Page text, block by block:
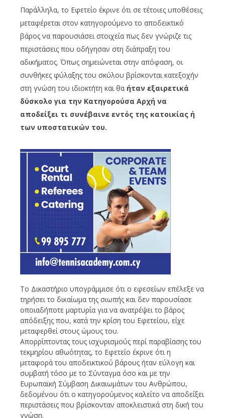
Παράλληλα, το Εφετείο έκρινε ότι σε τέτοιες υποθέσεις
μεταφέρεται στον κατηγορούμενο το αποδεικτικό
βάρος να παρουσιάσει στοιχεία πως δεν γνώριζε τις
περιστάσεις που οδήγησαν στη διάπραξη του
αδικήματος. Όπως σημειώνεται στην απόφαση, οι
συνθήκες φύλαξης του σκύλου βρίσκονται κατεξοχήν
στη γνώση του ιδιοκτήτη και θα ήταν εξαιρετικά
δύσκολο για την Κατηγορούσα Αρχή να
αποδείξει τι συνέβαινε εντός της κατοικίας ή
των υποστατικών του.
Το Δικαστήριο υπογράμμισε ότι ο εφεσείων επέλεξε να
τηρήσει το δικαίωμα της σιωπής και δεν παρουσίασε
οποιαδήποτε μαρτυρία για να ανατρέψει το βάρος
απόδειξης που, κατά την κρίση του Εφετείου, είχε
μεταφερθεί στους ώμους του.
Απορρίπτοντας τους ισχυρισμούς περί παραβίασης του
τεκμηρίου αθωότητας, το Εφετείο έκρινε ότι η
μεταφορά του αποδεικτικού βάρους ήταν εύλογη και
συμβατή τόσο με το Σύνταγμα όσο και με την
Ευρωπαϊκή Σύμβαση Δικαιωμάτων του Ανθρώπου,
δεδομένου ότι ο κατηγορούμενος καλείτο να αποδείξει
περιστάσεις που βρίσκονταν αποκλειστικά στη δική του
γνώση.